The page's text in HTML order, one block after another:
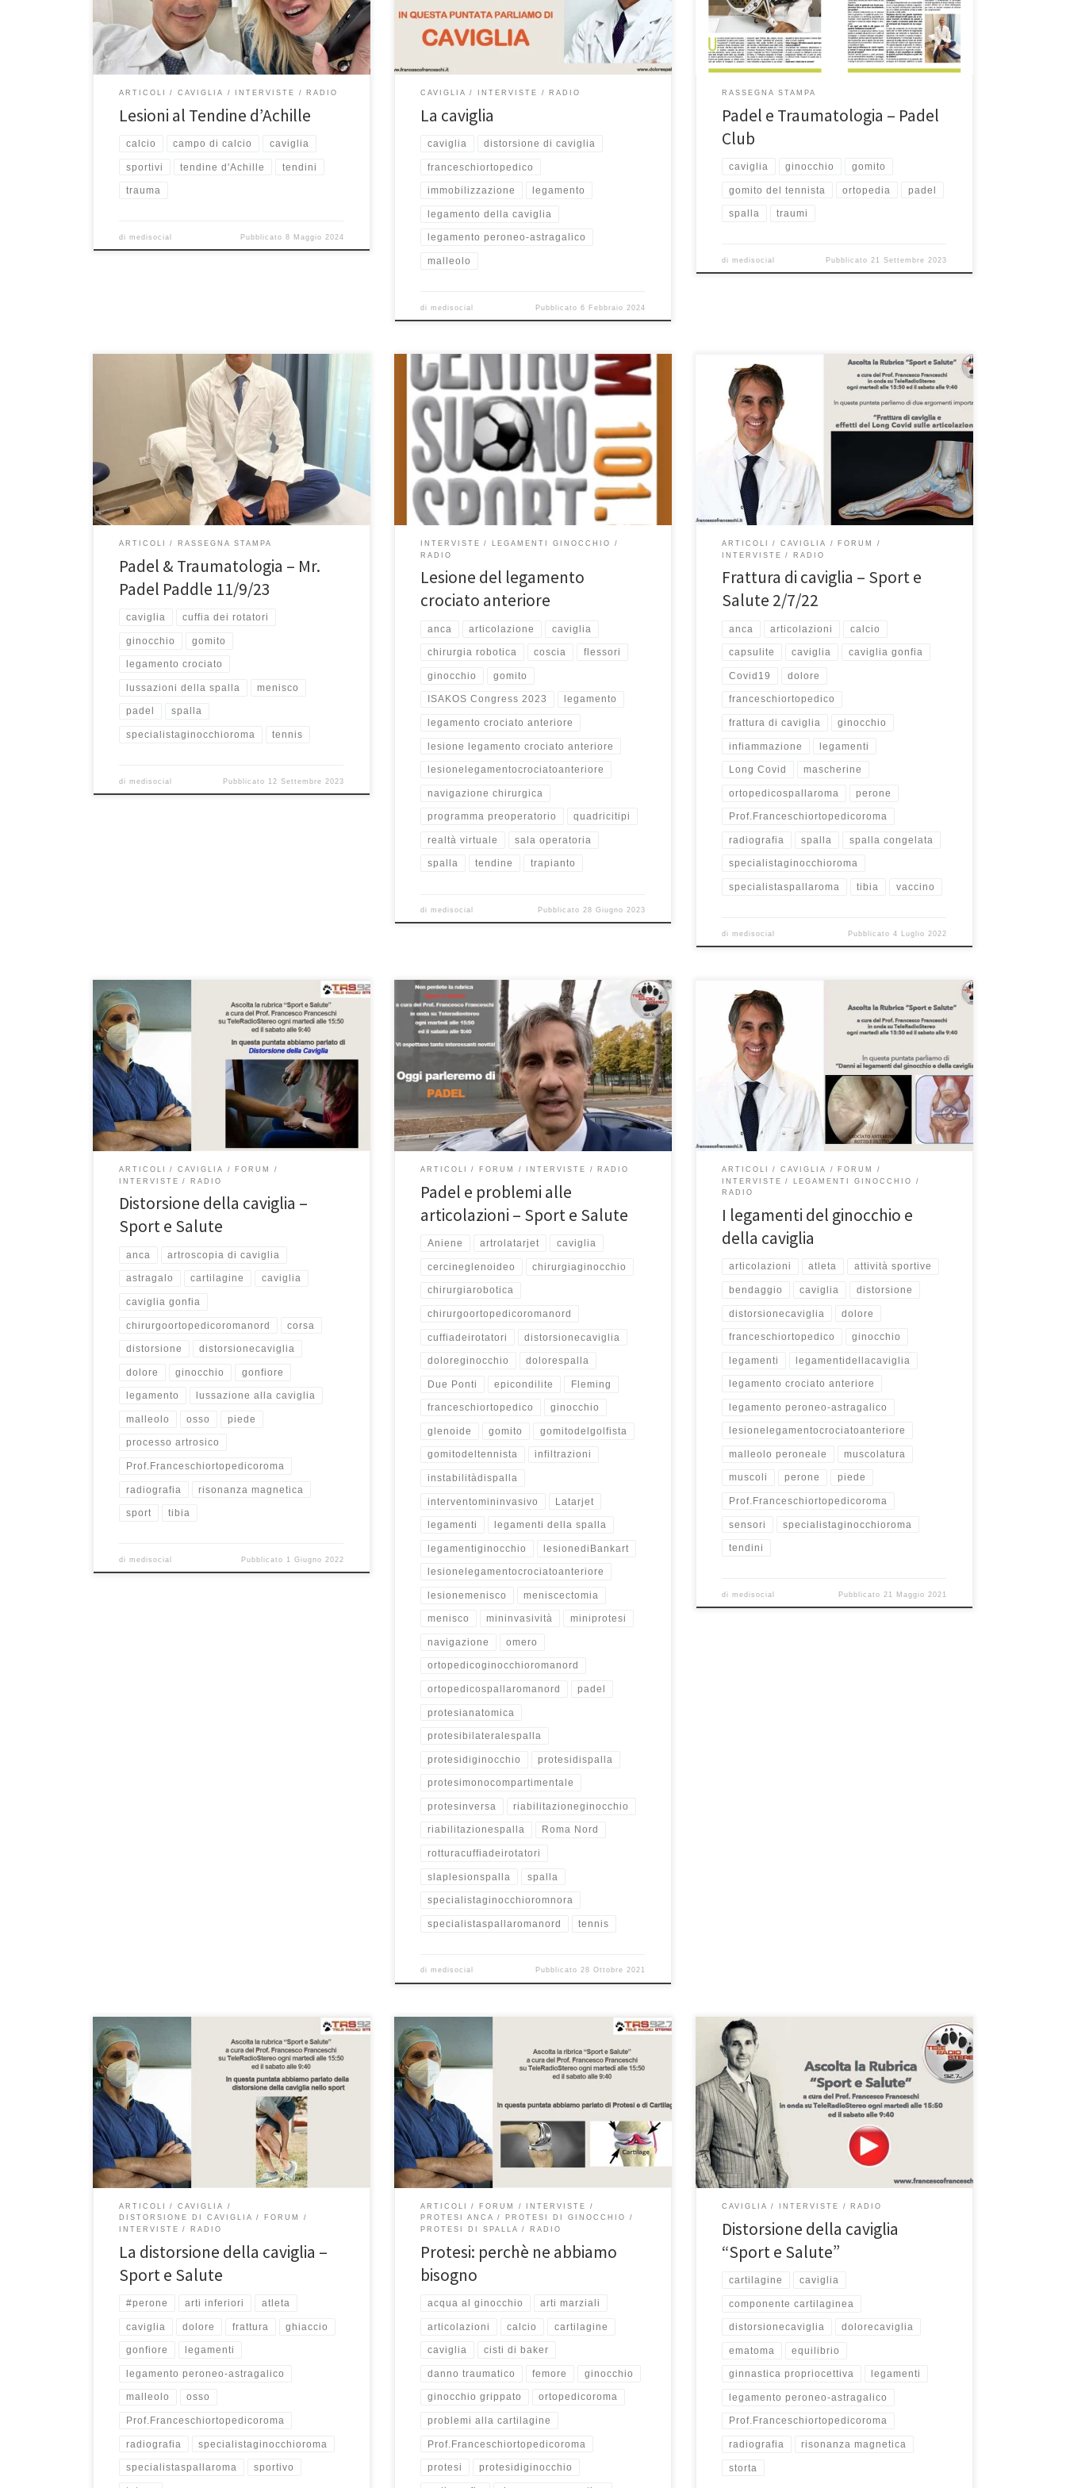
riascoltare qui la puntata del 30 aprile 2024. Buon
ascolto! Allora Prof io so che tu oggi volevi parlare di
tendini e proprio […]
ARTICOLI CAVIGLIA INTERVISTE RADIO
Lesioni al Tendine d’Achille
calcio campo di calcio caviglia
sportivi tendine d'Achille tendini
trauma
dimedisocial Pubblicato 8 Maggio 2024
puntata parliamo dei possibili danni nei quali può
occorrere questa articolazione e come trattarne le
patologie. […]
CAVIGLIA INTERVISTE RADIO
La caviglia
caviglia distorsione di caviglia
franceschiortopedico
immobilizzazione legamento
legamento della caviglia
legamento peroneo-astragalico
malleolo
dimedisocial Pubblicato 6 Febbraio 2024
bellissimo sport. Potete leggere l’articolo anche su
RASSEGNA STAMPA
Padel e Traumatologia – Padel
Club
caviglia ginocchio gomito
gomito del tennista ortopedia padel
spalla traumi
dimedisocial Pubblicato 21 Settembre 2023
Padel & Traumatologia: I consigli del Prof. Franceschi.
Intervista su “Mr. Padel Paddle” dell’11/9/2023. In
questa mia intervista approfondiamo le
problematiche traumatologiche che possono
verificarsi giocando a questo nuovo bellissimo sport
che è il padel. Potete leggere l’intervista cliccando sul
link sottostante
ARTICOLI RASSEGNA STAMPA
Padel & Traumatologia – Mr.
Padel Paddle 11/9/23
caviglia cuffia dei rotatori
ginocchio gomito
legamento crociato
lussazioni della spalla menisco
padel spalla
specialistaginocchioroma tennis
dimedisocial Pubblicato 12 Settembre 2023
Lesione del legamento crociato anteriore. Intervista su
Centro Suono Sport del 21/6/2023 Prof. Francesco
Franceschi ortopedico a Roma. In questa puntata di
“Salute e Sport” rubrica a cura di Marzia Caltagirone e
del Prof. Francesco Franceschi, di Notte Giallorossa in
onda su Centro Suono Sport, il Prof. Franceschi,
direttamente dall’ISAKOS […]
INTERVISTE
LEGAMENTI GINOCCHIO
RADIO
Lesione del legamento
crociato anteriore
anca articolazione caviglia
chirurgia robotica coscia flessori
ginocchio gomito
ISAKOS Congress 2023 legamento
legamento crociato anteriore
lesione legamento crociato anteriore
lesionelegamentocrociatoanteriore
navigazione chirurgica
programma preoperatorio quadricitipi
realtà virtuale sala operatoria
spalla tendine trapianto
dimedisocial Pubblicato 28 Giugno 2023
Frattura di caviglia Prof. Francesco Franceschi
ortopedico spalla, ginocchio e anca a Roma –
Intervista Sport e Salute del 2/7/2022. In questa
intervista abbiamo parlato della frattura di caviglia e
delle conseguenze del Long Covid sulle articolazioni.
Se avete perso la puntata, riascoltatela qui. Buon
ascolto! Buongiorno siamo di nuovo […]
ARTICOLI CAVIGLIA
FORUM
INTERVISTE
RADIO
Frattura di caviglia – Sport e
Salute 2/7/22
anca articolazioni calcio
capsulite caviglia caviglia gonfia
Covid19 dolore
franceschiortopedico
frattura di caviglia ginocchio
infiammazione legamenti
Long Covid mascherine
ortopedicospallaroma perone
Prof.Franceschiortopedicoroma
radiografia spalla spalla congelata
specialistaginocchioroma
specialistaspallaroma tibia vaccino
dimedisocial Pubblicato 4 Luglio 2022
Distorsione della caviglia – Rubrica radiofonica di
informazione medico-scientifica “Sport e Salute” del
30/5/2022 a cura del Prof Francesco Franceschi. La
rubrica va in onda sulle frequenze di Teleradiostereo
ogni martedì alle 15:50 ed il sabato alle 9:40. Se avete
perso questa puntata, potete riascoltarla qui. Buon
ascolto! Eccoci qua […]
ARTICOLI CAVIGLIA
FORUM
INTERVISTE
RADIO
Distorsione della caviglia –
Sport e Salute
anca artroscopia di caviglia
astragalo cartilagine caviglia
caviglia gonfia
chirurgoortopedicoromanord corsa
distorsione distorsionecaviglia
dolore ginocchio gonfiore
legamento lussazione alla caviglia
malleolo osso piede
processo artrosico
Prof.Franceschiortopedicoroma
radiografia risonanza magnetica
sport tibia
dimedisocial Pubblicato 1 Giugno 2022
Padel e problemi alle articolazioni – Sport e Salute
26/10/2021 – Iniziamo la nuova stagione di Sport e
Salute, la rubrica a cura del Prof. Francesco Franceschi
specialista in ortopedia e traumatologia a Roma, in
onda ogni martedì alle 15:50 ed il sabato alle 9:40 su
Teleradiostereo 92,7, parliamo del […]
ARTICOLI FORUM INTERVISTE RADIO
Padel e problemi alle
articolazioni – Sport e Salute
Aniene artrolatarjet caviglia
cercineglenoideo chirurgiaginocchio
chirurgiarobotica
chirurgoortopedicoromanord
cuffiadeirotatori distorsionecaviglia
doloreginocchio dolorespalla
Due Ponti epicondilite Fleming
franceschiortopedico ginocchio
glenoide gomito gomitodelgolfista
gomitodeltennista infiltrazioni
instabilitàdispalla
interventomininvasivo Latarjet
legamenti legamenti della spalla
legamentiginocchio lesionediBankart
lesionelegamentocrociatoanteriore
lesionemenisco meniscectomia
menisco mininvasività miniprotesi
navigazione omero
ortopedicoginocchioromanord
ortopedicospallaromanord padel
protesianatomica
protesibilateralespalla
protesidiginocchio protesidispalla
protesimonocompartimentale
protesinversa riabilitazioneginocchio
riabilitazionespalla Roma Nord
rotturacuffiadeirotatori
slaplesionspalla spalla
specialistaginocchioromnora
specialistaspallaromanord tennis
dimedisocial Pubblicato 28 Ottobre 2021
I legamenti del ginocchio e della caviglia – Sport e
Salute 18/05/2021Se avete perso questa puntata,
riscoltatela qui. Buon ascolto! Eccoci ad un’altra
puntata della rubrica Sport e Salute. Bentornato
Professore. Oggi nel nostro appuntamento con Sport e
Salute parliamo di legamenti, che ci preoccupano
sempre un po’, perché Zaniolo […]
ARTICOLI CAVIGLIA
FORUM
INTERVISTE
LEGAMENTI GINOCCHIO
RADIO
I legamenti del ginocchio e
della caviglia
articolazioni atleta attività sportive
bendaggio caviglia distorsione
distorsionecaviglia dolore
franceschiortopedico ginocchio
legamenti legamentidellacaviglia
legamento crociato anteriore
legamento peroneo-astragalico
lesionelegamentocrociatoanteriore
malleolo peroneale muscolatura
muscoli perone piede
Prof.Franceschiortopedicoroma
sensori specialistaginocchioroma
tendini
dimedisocial Pubblicato 21 Maggio 2021
La distorsione della caviglia – Sport e Salute
27/04/2021Se avete perso questa puntata, riscoltatela
qui. Buon ascolto! Ripartiamo con Sport e Salute e
diamo il ben trovato al professor Francesco Franceschi.
Professore oggi parliamo di una cosa che secondo me
riguarda molti nostri ascoltatori, anche il sottoscritto –
pure se […]
ARTICOLI
CAVIGLIA
DISTORSIONE DI CAVIGLIA
FORUM
INTERVISTE
RADIO
La distorsione della caviglia –
Sport e Salute
#perone arti inferiori atleta
caviglia dolore frattura ghiaccio
gonfiore legamenti
legamento peroneo-astragalico
malleolo osso
Prof.Franceschiortopedicoroma
radiografia specialistaginocchioroma
specialistaspallaroma sportivo
Protesi: perchè ne abbiamo bisogno rubrica “Sport e
Salute” – TeleRadioStereo 92,7 Nella puntata della
mia rubrica “Sport e Salute”, in onda su
TeleRadioStereo 92,7 ogni martedì alle 15:50 ed il
sabato alle 9:40, abbiamo parlato delle protesi e del
perchè ne abbiamo bisogno. Abbiamo inoltre parlato
dei problemi alla […]
ARTICOLI FORUM
INTERVISTE
PROTESI ANCA
PROTESI DI GINOCCHIO
PROTESI DI SPALLA
RADIO
Protesi: perchè ne abbiamo
bisogno
acqua al ginocchio arti marziali
articolazioni calcio cartilagine
caviglia cisti di baker
danno traumatico femore ginocchio
ginocchio grippato ortopedicoroma
problemi alla cartilagine
Prof.Franceschiortopedicoroma
protesi protesidiginocchio
Distorsione della caviglia rubrica “Sport e Salute” –
TeleRadioStereo 92,7In questa puntata della mia
rubrica “Sport e Salute”, in onda su TeleRadioStereo
92,7 ogni martedì alle 15:50 ed il sabato alle 9:40,
abbiamo parlato della distorisione della caviglia.
Ascoltate la puntata qui Spesso con una banale caduta
o una banale […]
CAVIGLIA INTERVISTE RADIO
Distorsione della caviglia
“Sport e Salute”
cartilagine caviglia
componente cartilaginea
distorsionecaviglia dolorecaviglia
ematoma equilibrio
ginnastica propriocettiva legamenti
legamento peroneo-astragalico
Prof.Franceschiortopedicoroma
radiografia risonanza magnetica
storta